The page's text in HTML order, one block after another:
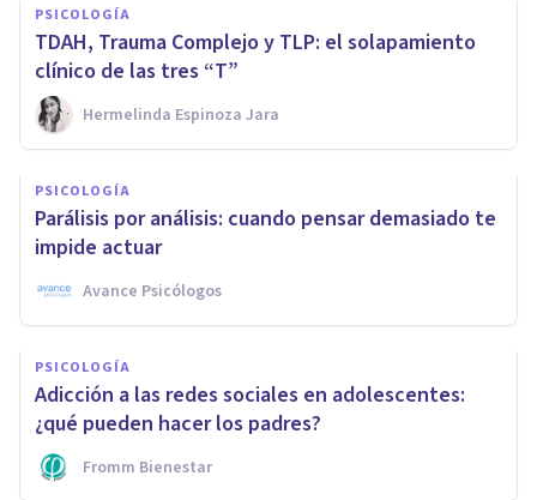
PSICOLOGÍA
TDAH, Trauma Complejo y TLP: el solapamiento
clínico de las tres “T”
Hermelinda Espinoza Jara
PSICOLOGÍA
Parálisis por análisis: cuando pensar demasiado te
impide actuar
Avance Psicólogos
PSICOLOGÍA
Adicción a las redes sociales en adolescentes:
¿qué pueden hacer los padres?
Fromm Bienestar